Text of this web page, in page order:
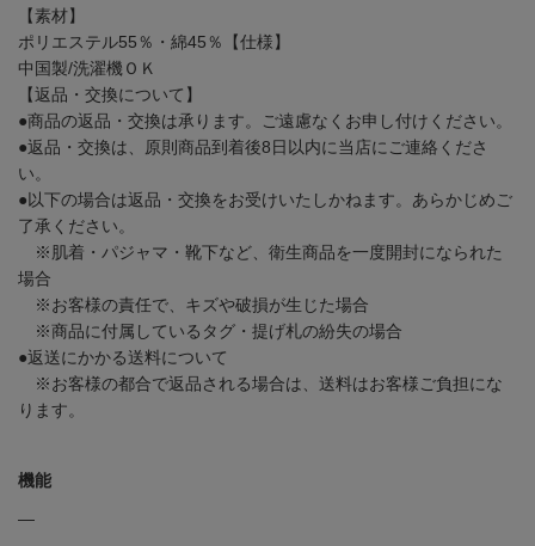
【素材】
ポリエステル55％・綿45％
【仕様】
中国製/洗濯機ＯＫ
【返品・交換について】
●商品の返品・交換は承ります。ご遠慮なくお申し付けください。
●返品・交換は、原則商品到着後8日以内に当店にご連絡くださ
い。
●以下の場合は返品・交換をお受けいたしかねます。あらかじめご
了承ください。
※肌着・パジャマ・靴下など、衛生商品を一度開封になられた
場合
※お客様の責任で、キズや破損が生じた場合
※商品に付属しているタグ・提げ札の紛失の場合
●返送にかかる送料について
※お客様の都合で返品される場合は、送料はお客様ご負担にな
ります。
機能
―